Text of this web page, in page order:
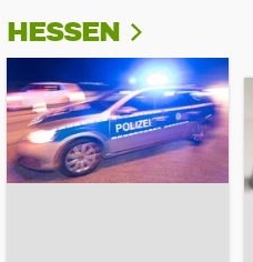
HESSEN